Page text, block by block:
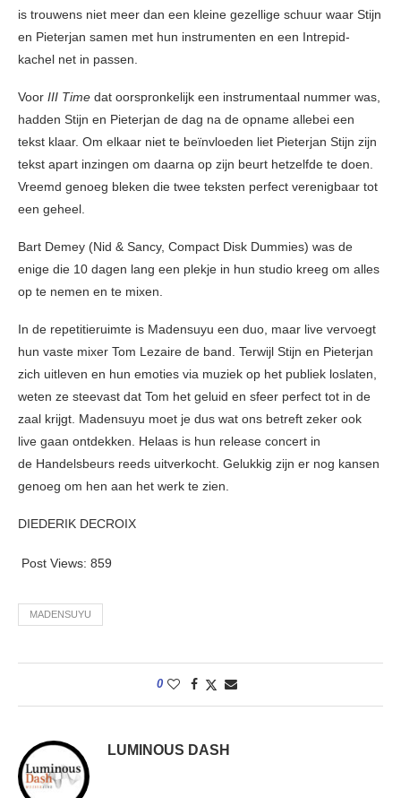
is trouwens niet meer dan een kleine gezellige schuur waar Stijn
en Pieterjan samen met hun instrumenten en een Intrepid-
kachel net in passen.
Voor III Time dat oorspronkelijk een instrumentaal nummer was,
hadden Stijn en Pieterjan de dag na de opname allebei een
tekst klaar. Om elkaar niet te beïnvloeden liet Pieterjan Stijn zijn
tekst apart inzingen om daarna op zijn beurt hetzelfde te doen.
Vreemd genoeg bleken die twee teksten perfect verenigbaar tot
een geheel.
Bart Demey (Nid & Sancy, Compact Disk Dummies) was de
enige die 10 dagen lang een plekje in hun studio kreeg om alles
op te nemen en te mixen.
In de repetitieruimte is Madensuyu een duo, maar live vervoegt
hun vaste mixer Tom Lezaire de band. Terwijl Stijn en Pieterjan
zich uitleven en hun emoties via muziek op het publiek loslaten,
weten ze steevast dat Tom het geluid en sfeer perfect tot in de
zaal krijgt. Madensuyu moet je dus wat ons betreft zeker ook
live gaan ontdekken. Helaas is hun release concert in
de Handelsbeurs reeds uitverkocht. Gelukkig zijn er nog kansen
genoeg om hen aan het werk te zien.
DIEDERIK DECROIX
Post Views: 859
MADENSUYU
0
LUMINOUS DASH